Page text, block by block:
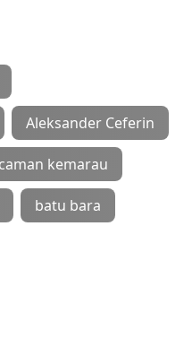
Aleksander Ceferin
kemarau
batu bara